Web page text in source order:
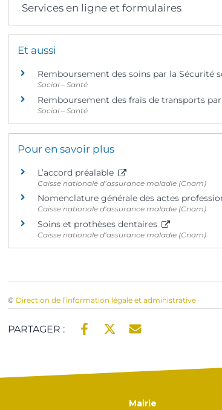
Services en ligne et formulaires
Et aussi
Remboursement des soins par la Sécurité
Social – Santé
Remboursement des frais de transports par
Social – Santé
Pour en savoir plus
L’accord préalable
Caisse nationale d’assurance maladie (Cnam)
Nomenclature générale des actes
Caisse nationale d’assurance maladie (Cnam)
Soins et prothèses dentaires
Caisse nationale d’assurance maladie (Cnam)
© Direction de l’information légale et administrative
PARTAGER :
Mairie